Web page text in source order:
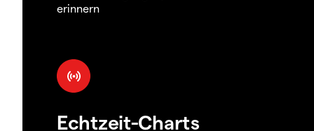
erinnern
Echtzeit-Charts